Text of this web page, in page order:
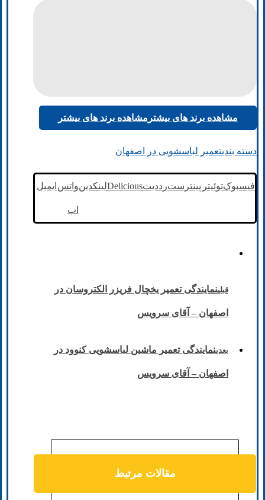
مشاهده برند های بیشتر مشاهده برند های بیشتر
دسته بندیتعمیر لباسشویی در اصفهان
فیسبوکتوئیتر پینترسترددیتDeliciousلینکدینواتس
اپ
ایمیل
قبلینمایندگی تعمیر یخچال فریزر الکتروسان در
اصفهان – آقای سرویس
بعدینمایندگی تعمیر ماشین لباسشویی کنوود در
اصفهان – آقای سرویس
مقالات مرتبط